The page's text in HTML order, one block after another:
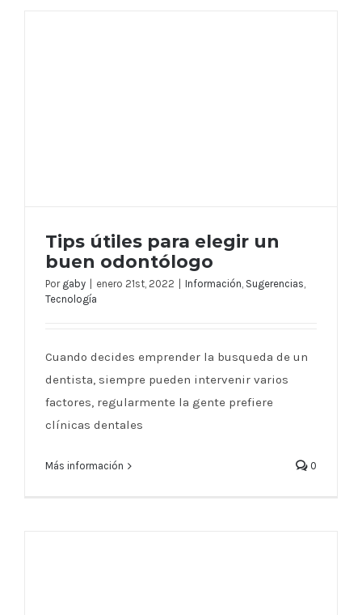
Tips útiles para elegir un
buen odontólogo
Por gaby enero 21st, 2022 Información Sugerencias
Tecnología
Cuando decides emprender la busqueda de un
dentista, siempre pueden intervenir varios
factores, regularmente la gente prefiere
clínicas dentales
Más información 0